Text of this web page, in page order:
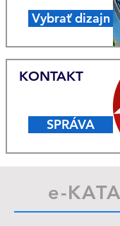
Vybrať dizajn
SPRÁVA
KONTAKT
e-